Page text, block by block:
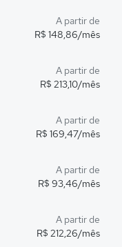
A partir de
R$ 148,86/mês
A partir de
R$ 213,10/mês
A partir de
R$ 169,47/mês
A partir de
R$ 93,46/mês
A partir de
R$ 212,26/mês